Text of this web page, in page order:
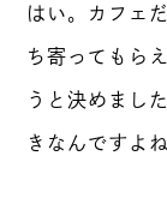
はい。カフェ
ち寄ってもら
うと決めまし
きなんですよ